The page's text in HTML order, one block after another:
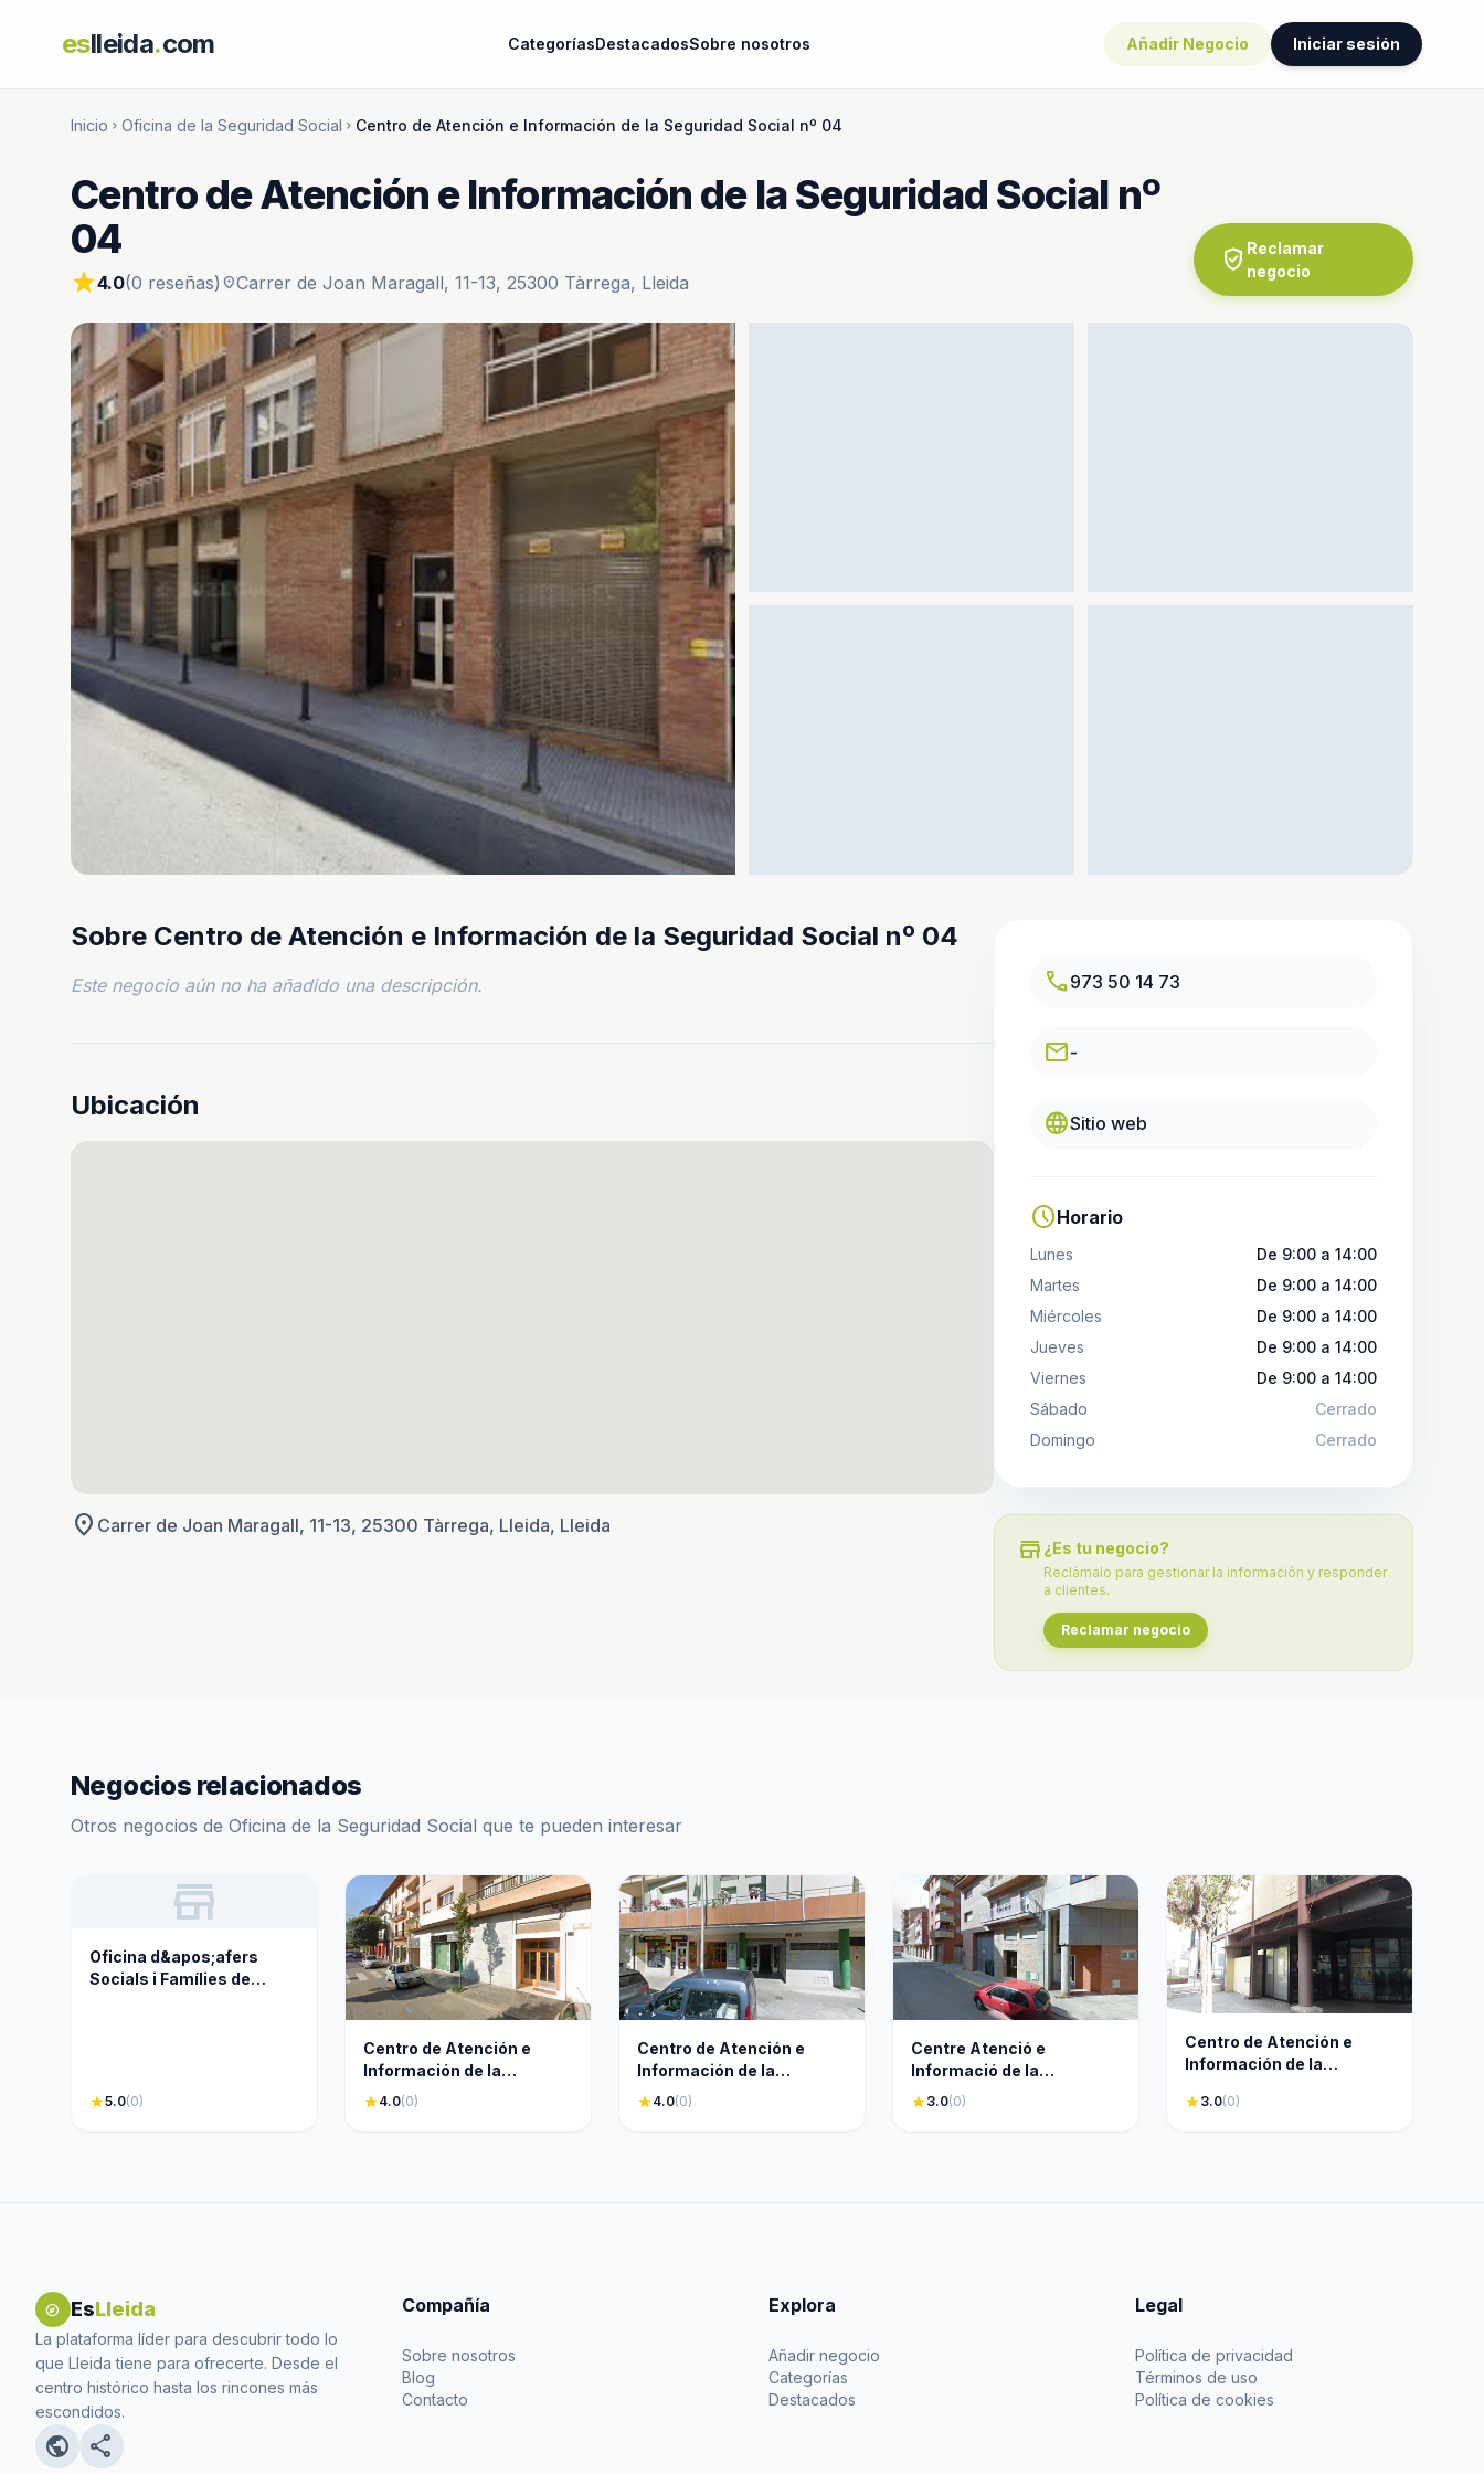
eslleida.com CategoríasDestacadosSobre nosotros Añadir Negocio Iniciar sesión
Inicio chevron_right Oficina de la Seguridad Social chevron_right Centro de Atención e Información de la Seguridad Social nº 04
Centro de Atención e Información de la Seguridad Social nº
04
star4.0(0 reseñas) location_onCarrer de Joan Maragall, 11-13, 25300 Tàrrega, Lleida
verified_user Reclamar
negocio
Sobre Centro de Atención e Información de la Seguridad Social nº 04
Este negocio aún no ha añadido una descripción.
Ubicación
location_on Carrer de Joan Maragall, 11-13, 25300 Tàrrega, Lleida, Lleida
call973 50 14 73
email-
languageSitio web
scheduleHorario
Lunes
De 9:00 a 14:00
Martes
De 9:00 a 14:00
Miércoles
De 9:00 a 14:00
Jueves
De 9:00 a 14:00
Viernes
De 9:00 a 14:00
Sábado
Cerrado
Domingo
Cerrado
store ¿Es tu negocio?
Reclámalo para gestionar la información y responder
a clientes.
Reclamar negocio
Negocios relacionados
Otros negocios de Oficina de la Seguridad Social que te pueden interesar
store
Oficina d&apos;afers
Socials i Famílies de
star5.0(0)
Centro de Atención e
Información de la
Seguridad Social nº 03
star4.0(0)
Centro de Atención e
Información de la
Seguridad Social nº 05
star4.0(0)
Centre Atenció e
Informació de la
Seguretat Social
star3.0(0)
Centro de Atención e
Información de la
star3.0(0)
explore EsLleida
La plataforma líder para descubrir todo lo
que Lleida tiene para ofrecerte. Desde el
centro histórico hasta los rincones más
escondidos.
public share
Compañía
Sobre nosotros
Blog
Contacto
Explora
Añadir negocio
Categorías
Destacados
Legal
Política de privacidad
Términos de uso
Política de cookies